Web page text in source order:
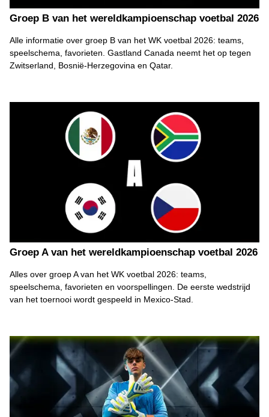
Groep B van het wereldkampioenschap voetbal 2026
Alle informatie over groep B van het WK voetbal 2026: teams,
speelschema, favorieten. Gastland Canada neemt het op tegen
Zwitserland, Bosnië-Herzegovina en Qatar.
Groep A van het wereldkampioenschap voetbal 2026
Alles over groep A van het WK voetbal 2026: teams,
speelschema, favorieten en voorspellingen. De eerste wedstrijd
van het toernooi wordt gespeeld in Mexico-Stad.